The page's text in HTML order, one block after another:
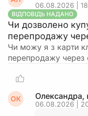
06.08.2026 |
ВІДПОВІДЬ НАДАНО
Чи дозволено
перепродажу
Чи можу я з карти
перепродажу через
ОК Олександра,
06.08.2026 |